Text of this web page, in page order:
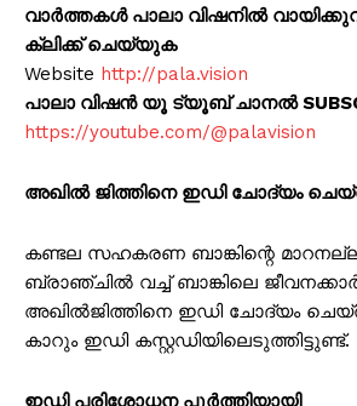
വാർത്തകൾ പാലാ വിഷനിൽ
ക്ലിക്ക് ചെയ്യുക
Website http://pala.vision
പാലാ വിഷൻ യൂ ട്യൂബ് ചാനൽ
https://youtube.com/@palavision
അഖിൽ ജിത്തിനെ ഇഡി ചോദ്യം
കണ്ടല സഹകരണ ബാങ്കിന്റെ
ബ്രാഞ്ചിൽ വച്ച് ബാങ്കിലെ
അഖിൽജിത്തിനെ ഇഡി ചോദ്യം
കാറും ഇഡി കസ്റ്റഡിയിലെടുത്തിട്ടുണ്ട്.
ഇഡി പരിശോധന പൂർത്തിയായി